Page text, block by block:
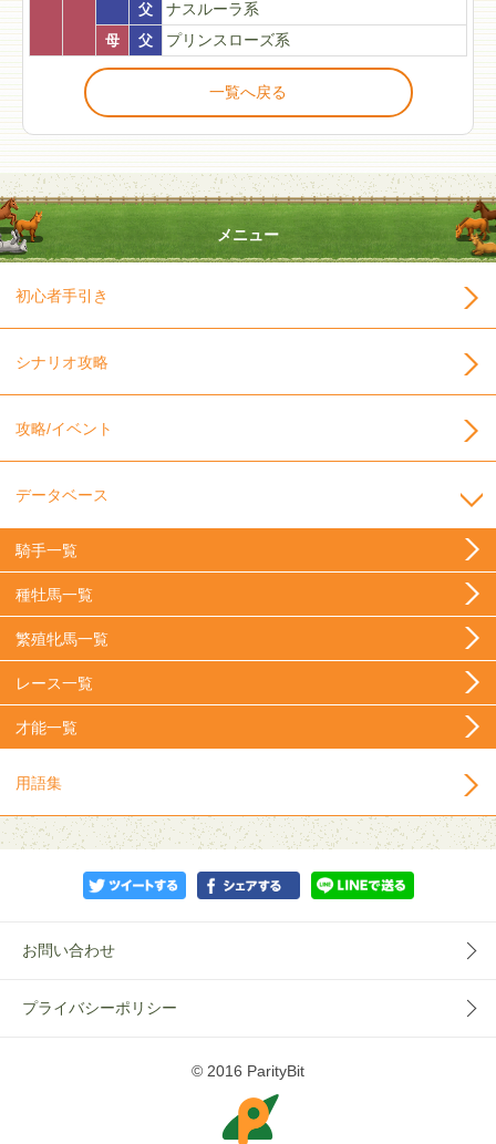
父
ナスルーラ系
母
父 プリンスローズ系
一覧へ戻る
メニュー
初心者手引き
シナリオ攻略
攻略/イベント
データベース
騎手一覧
種牡馬一覧
繁殖牝馬一覧
レース一覧
才能一覧
用語集
お問い合わせ
プライバシーポリシー
© 2016 ParityBit